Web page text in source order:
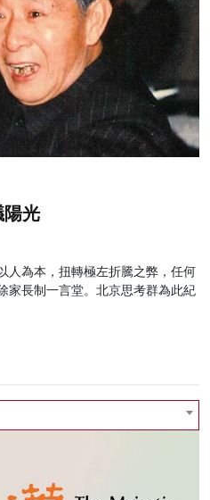
陽光
人為本，扭轉極左折騰之弊，任何
家長制一言堂。北京思考群為此紀